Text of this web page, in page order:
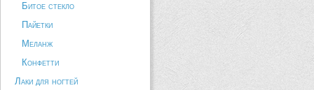
Битое стекло
Пайетки
Меланж
Конфетти
Лаки для ногтей